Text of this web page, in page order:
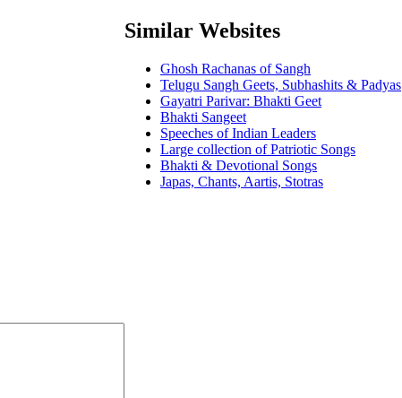
Similar Websites
Ghosh Rachanas of Sangh
Telugu Sangh Geets, Subhashits & Padyas
Gayatri Parivar: Bhakti Geet
Bhakti Sangeet
Speeches of Indian Leaders
Large collection of Patriotic Songs
Bhakti & Devotional Songs
Japas, Chants, Aartis, Stotras